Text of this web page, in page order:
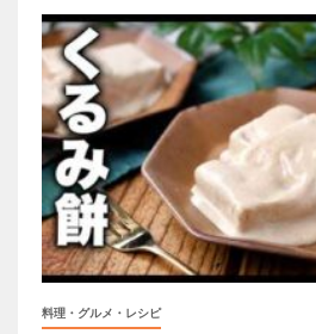
料理・グルメ・レシピ